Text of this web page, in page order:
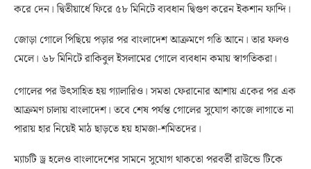
করে দেন। দ্বিতীয়ার্ধে ফিরে ৫৮ মিনিটে ব্যবধান দ্বিগুণ করেন ইকশান ফান্দি।
জোড়া গোলে পিছিয়ে পড়ার পর বাংলাদেশ আক্রমণে গতি আনে। তার ফলও
মেলে। ৬৮ মিনিটে রাকিবুল ইসলামের গোলে ব্যবধান কমায় স্বাগতিকরা।
গোলের পর উৎসাহিত হয় গ্যালারিও। সমতা ফেরানোর আশায় একের পর এক
আক্রমণ চালায় বাংলাদেশ। তবে শেষ পর্যন্ত গোলের সুযোগ কাজে লাগাতে না
পারায় হার নিয়েই মাঠ ছাড়তে হয় হামজা-শমিতদের।
ম্যাচটি ড্র হলেও বাংলাদেশের সামনে সুযোগ থাকতো পরবর্তী রাউন্ডে টিকে